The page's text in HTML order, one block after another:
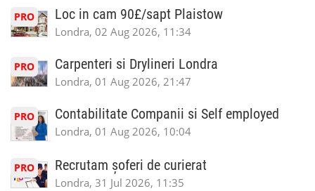
PRO Loc in cam 90£/sapt Plaistow
Londra, 02 Aug 2026, 11:34
PRO Carpenteri si Drylineri Londra
Londra, 01 Aug 2026, 21:47
PRO Contabilitate Companii si Self employed
Londra, 01 Aug 2026, 10:04
PRO Recrutam șoferi de curierat
Londra, 31 Jul 2026, 11:35